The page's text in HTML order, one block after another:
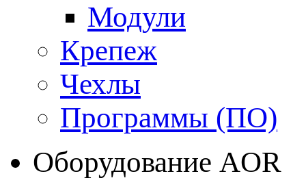
Модули
Крепеж
Чехлы
Программы (ПО)
Оборудование AOR